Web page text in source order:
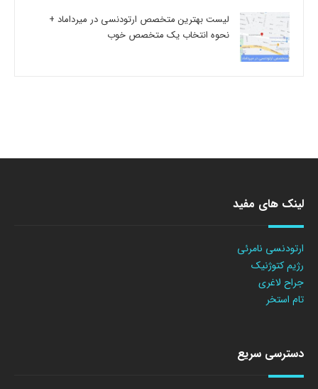
لیست بهترین متخصص ارتودنسی در میرداماد +
نحوه انتخاب یک متخصص خوب
لینک های مفید
ارتودنسی نامرئی
رژیم کتوژنیک
جراح لاغری
تام استخر
دسترسی سریع